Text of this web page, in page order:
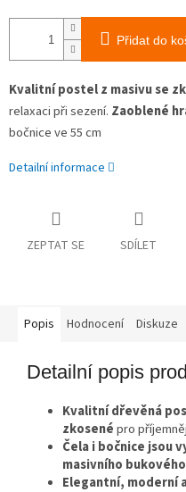
Přidat do
Kvalitní postel z masivu se
relaxaci při sezení. Zaoblené
bočnice ve 55 cm
Detailní informace
ZEPTAT SE SDÍLET
Popis Hodnocení Diskuze
Detailní popis
Kvalitní dřevěná
zkosenépro
Čela i bočnice jsou
masivního
Elegantní, moderní